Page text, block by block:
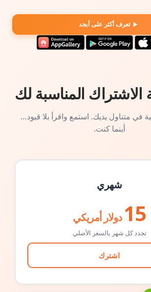
تعرف أكثر على أبجد
المناسبة لك
في متناول يديك. استمع واقرأ بلا قيود…
أينما كنت.
شهري
15 دولار أمريكي
تجدد كل شهر بالسعر الأصلي
اشترك